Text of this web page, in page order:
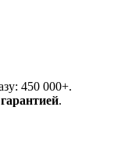
450 000+.
.